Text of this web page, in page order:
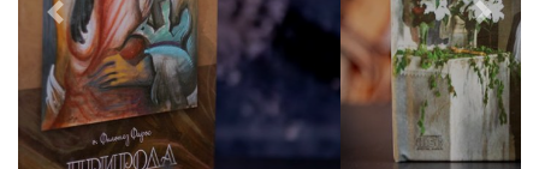
Prethodni